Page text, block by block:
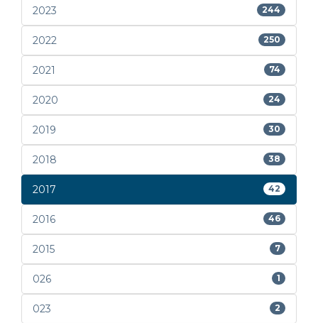
2023 244
2022 250
2021 74
2020 24
2019 30
2018 38
2017 42
2016 46
2015 7
026 1
023 2